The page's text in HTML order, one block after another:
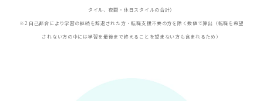
タイル、夜間・休日スタイルの合計）
※2 自己都合により学習の継続を辞退された方・転職支援不要の方を除く数値で算出（転職を希望
されない方の中には学習を最後まで終えることを望まない方も含まれるため）